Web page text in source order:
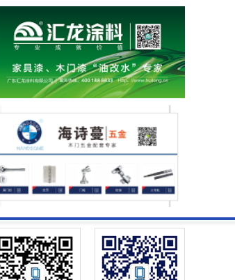
山东艺格实业有限公司
山东洪涛艺创科技股份有限公司
美心偙朗木门
湖北永和安门业有限公司
秦皇岛和玺木业有限公司
湖北柯尚木业有限公司
肇庆市现代筑美家居有限公司
苏州市固友木业有限公司
四川峨眉山龙马木业有限公司
廊坊华日家具股份有限公司
东莞宏利木品厂有限公司
德华兔宝宝装饰新材股份有限公司